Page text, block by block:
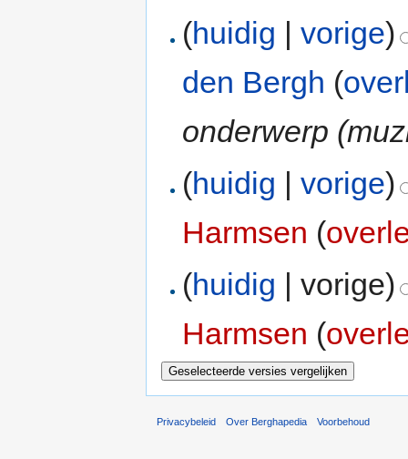
(huidig |vorige)
den Bergh (
onderwerp
(huidig |vorige)
Harmsen (
(huidig | vorige)
Harmsen (
Privacybeleid Over Berghapedia Voorbehoud